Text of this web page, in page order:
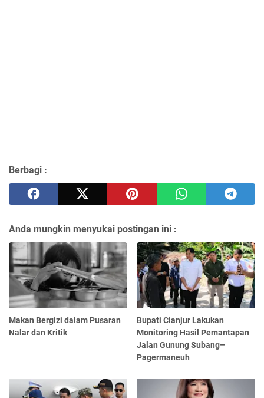
Berbagi :
Anda mungkin menyukai postingan ini :
Makan Bergizi dalam Pusaran
Nalar dan Kritik
Bupati Cianjur Lakukan
Monitoring Hasil Pemantapan
Jalan Gunung Subang–
Pagermaneuh